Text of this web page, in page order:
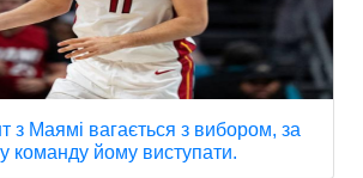
з Маямі вагається з вибором, за
команду йому виступати.